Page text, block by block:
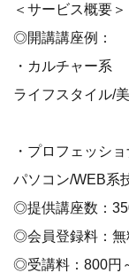
＜サービス概要＞
◎開講講座例：
・カルチャー系
ライフスタイル/
・プロフェッシ
パソコン/WEB系
◎提供講座数：
◎会員登録料：無
◎受講料：800円